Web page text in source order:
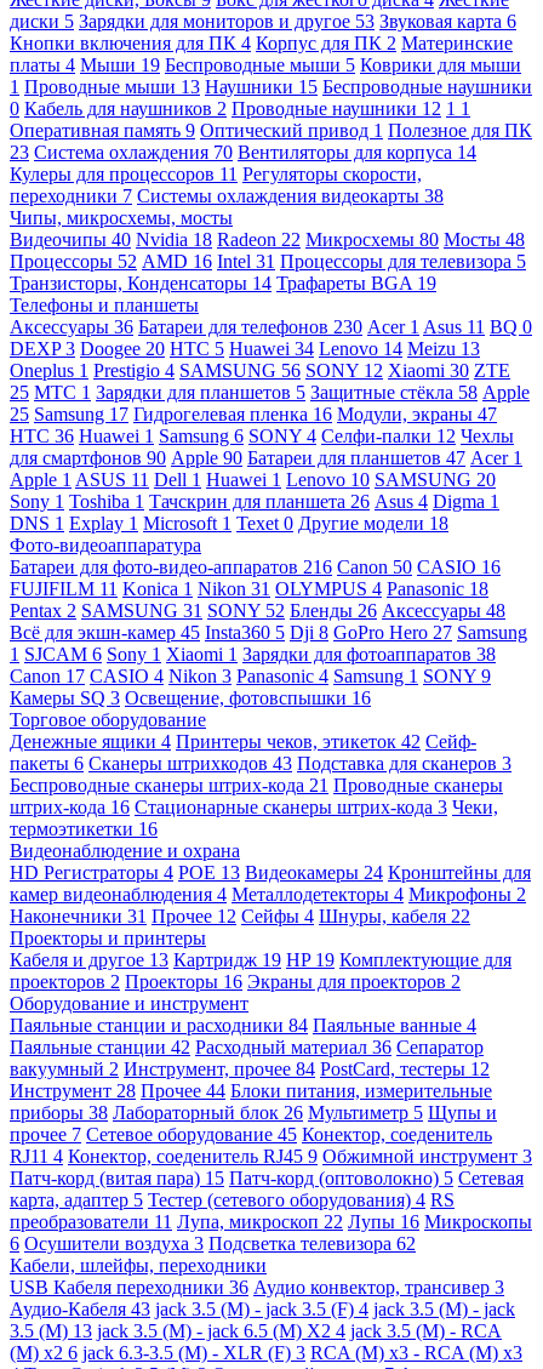
диски 5 Зарядки для мониторов и другое 53 Звуковая карта 6
Кнопки включения для ПК 4 Корпус для ПК 2 Материнские
платы 4 Мыши 19 Беспроводные мыши 5 Коврики для мыши
1 Проводные мыши 13 Наушники 15 Беспроводные наушники
0 Кабель для наушников 2 Проводные наушники 12 1 1
Оперативная память 9 Оптический привод 1 Полезное для ПК
23 Система охлаждения 70 Вентиляторы для корпуса 14
Кулеры для процессоров 11 Регуляторы скорости,
переходники 7 Системы охлаждения видеокарты 38
Чипы, микросхемы, мосты
Видеочипы 40 Nvidia 18 Radeon 22 Микросхемы 80 Мосты 48
Процессоры 52 AMD 16 Intel 31 Процессоры для телевизора 5
Транзисторы, Конденсаторы 14 Трафареты BGA 19
Телефоны и планшеты
Аксессуары 36 Батареи для телефонов 230 Acer 1 Asus 11 BQ 0
DEXP3 Doogee 20 HTC 5 Huawei 34 Lenovo 14 Meizu 13
Oneplus 1 Prestigio 4 SAMSUNG 56 SONY 12 Xiaomi 30 ZTE
25 МТС 1 Зарядки для планшетов 5 Защитные стёкла 58 Apple
25 Samsung 17 Гидрогелевая пленка 16 Модули, экраны 47
HTC 36 Huawei 1 Samsung 6 SONY 4 Селфи-палки 12 Чехлы
для смартфонов 90 Apple 90 Батареи для планшетов 47 Acer 1
Apple 1 ASUS 11 Dell 1 Huawei 1 Lenovo 10 SAMSUNG 20
Sony 1 Toshiba 1 Тачскрин для планшета 26 Asus 4 Digma 1
DNS 1 Explay 1 Microsoft 1 Texet 0 Другие модели 18
Фото-видеоаппаратура
Батареи для фото-видео-аппаратов 216 Canon 50 CASIO 16
FUJIFILM 11 Konica 1 Nikon 31 OLYMPUS 4 Panasonic 18
Pentax 2 SAMSUNG 31 SONY 52 Бленды 26 Аксессуары 48
Всё для экшн-камер 45 Insta360 5 Dji 8 GoPro Hero 27 Samsung
1 SJCAM 6 Sony 1 Xiaomi 1 Зарядки для фотоаппаратов 38
Canon 17 CASIO 4 Nikon 3 Panasonic 4 Samsung 1 SONY 9
Камеры SQ 3 Освещение, фотовспышки 16
Торговое оборудование
Денежные ящики 4 Принтеры чеков, этикеток 42 Сейф-
пакеты 6 Сканеры штрихкодов 43 Подставка для сканеров 3
Беспроводные сканеры штрих-кода 21 Проводные сканеры
штрих-кода 16 Стационарные сканеры штрих-кода 3 Чеки,
термоэтикетки 16
Видеонаблюдение и охрана
HD Регистраторы 4 POE 13 Видеокамеры 24 Кронштейны для
камер видеонаблюдения 4 Металлодетекторы 4 Микрофоны 2
Наконечники 31 Прочее 12 Сейфы 4 Шнуры, кабеля 22
Проекторы и принтеры
Кабеля и другое 13 Картридж 19 HP 19 Комплектующие для
проекторов 2 Проекторы 16 Экраны для проекторов 2
Оборудование и инструмент
Паяльные станции и расходники 84 Паяльные ванные 4
Паяльные станции 42 Расходный материал 36 Сепаратор
вакуумный 2 Инструмент, прочее 84 PostCard, тестеры 12
Инструмент 28 Прочее 44 Блоки питания, измерительные
приборы 38 Лабораторный блок 26 Мультиметр 5 Щупы и
прочее 7 Сетевое оборудование 45 Конектор, соеденитель
RJ11 4 Конектор, соеденитель RJ45 9 Обжимной инструмент 3
Патч-корд (витая пара) 15 Патч-корд (оптоволокно) 5 Сетевая
карта, адаптер 5 Тестер (сетевого оборудования) 4 RS
преобразователи 11 Лупа, микроскоп 22 Лупы 16 Микроскопы
6 Осушители воздуха 3 Подсветка телевизора 62
Кабели, шлейфы, переходники
USB Кабеля переходники 36 Аудио конвектор, трансивер 3
Аудио-Кабеля 43 jack 3.5 (M) - jack 3.5 (F) 4 jack 3.5 (M) - jack
3.5 (M) 13 jack 3.5 (M) - jack 6.5 (M) X2 4 jack 3.5 (M) - RCA
(M) x2 6 jack 6.3-3.5 (M) - XLR (F) 3 RCA (M) x3 - RCA (M) x3